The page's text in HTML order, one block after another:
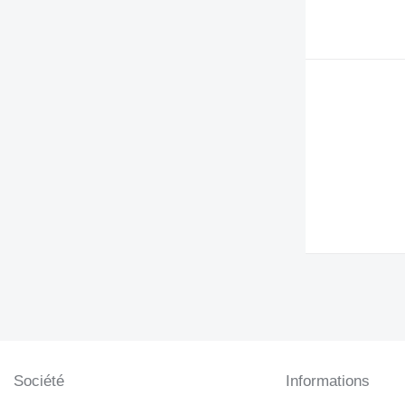
Société Informations